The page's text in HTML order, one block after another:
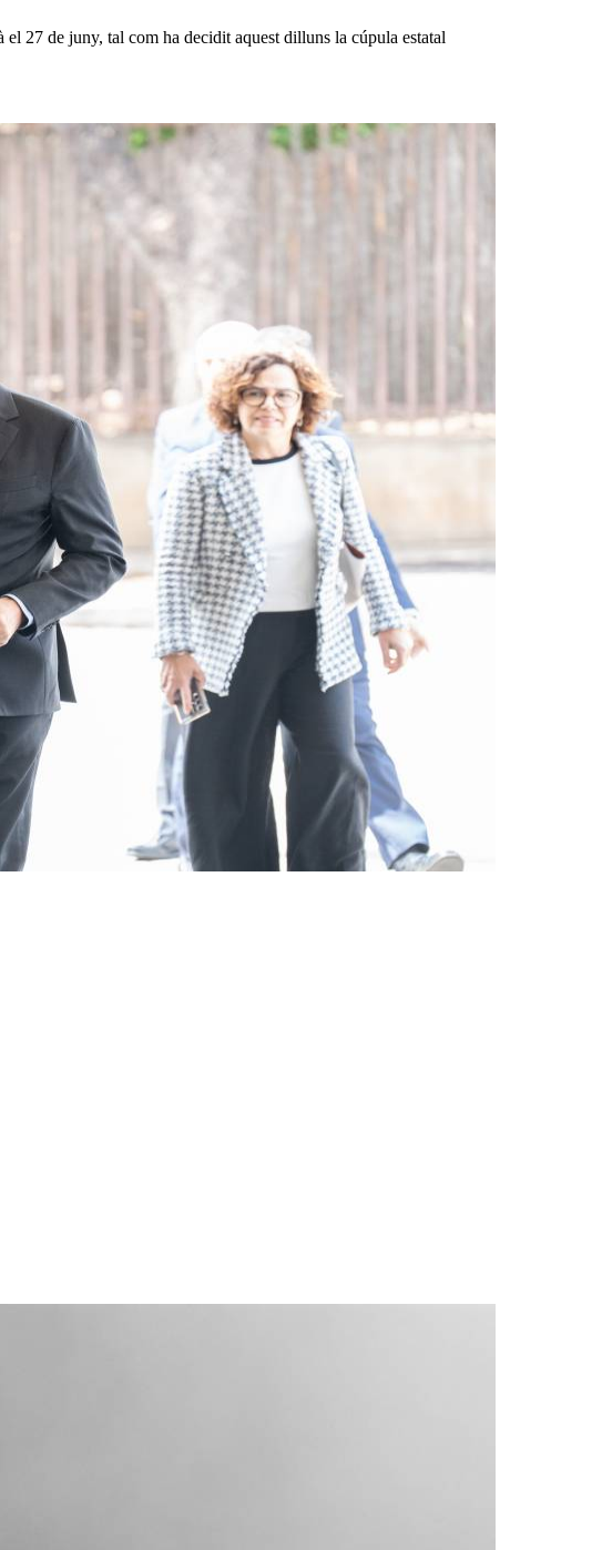
27 de juny, tal com ha decidit aquest dilluns la cúpula estatal